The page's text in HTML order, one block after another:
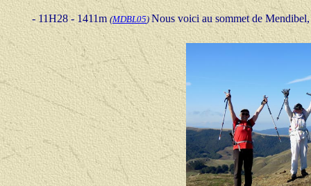
- 11H28 - 1411m (MDBL05)Nous voici au sommet de